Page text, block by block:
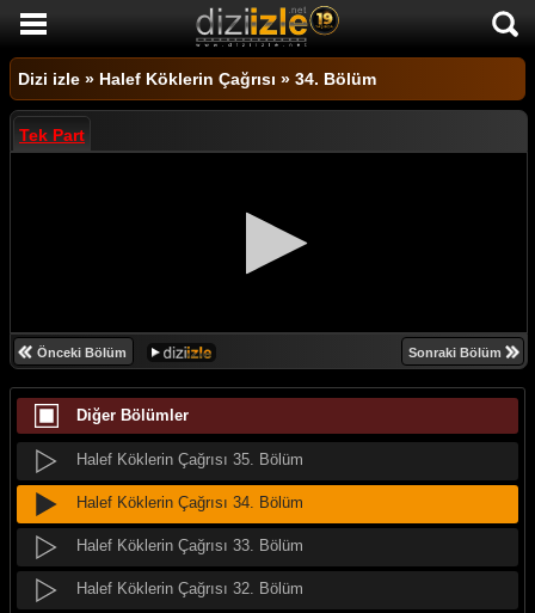
DİZİ İZLE
AKTİF DİZİLER
SON EKLENEN DİZİLER
DUYGUSAL
TARİHİ
TV SHOW
GENÇLİK
DİZİ HABERLERİ
Dizi izle » Halef Köklerin Çağrısı » 34. Bölüm
Tek Part
Önceki Bölüm Sonraki Bölüm
Diğer Bölümler
Halef Köklerin Çağrısı 35. Bölüm
Halef Köklerin Çağrısı 34. Bölüm
Halef Köklerin Çağrısı 33. Bölüm
Halef Köklerin Çağrısı 32. Bölüm